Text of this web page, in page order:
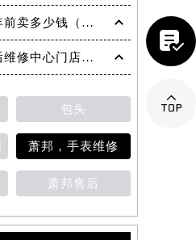
萧邦在三十年前卖多少钱（名表价格变迁的历史洞察）
萧邦手表售后维修中心门店地址
包头
萧邦，手表维修
萧邦售后

